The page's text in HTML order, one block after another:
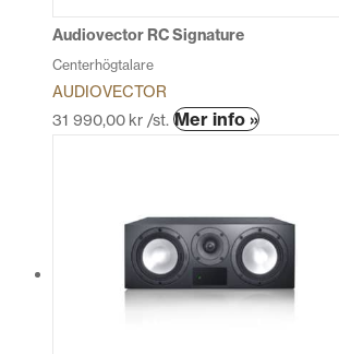
Audiovector RC Signature
Centerhögtalare
AUDIOVECTOR
31 990,00 kr /st. Mer info »Den
flera
varianter.
De
olika